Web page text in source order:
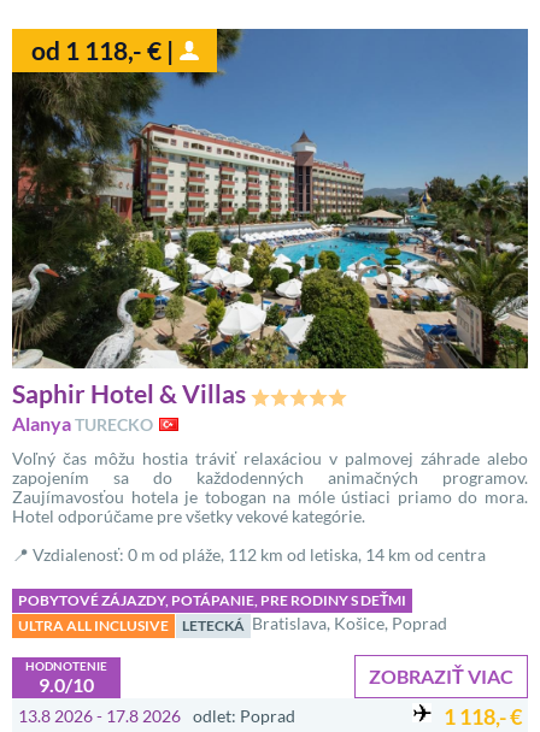
od 1 118,- € |
Saphir Hotel & Villas
AlanyaTURECKO
Voľný čas môžu hostia tráviť relaxáciou v palmovej záhrade alebo
zapojením sa do každodenných animačných programov.
Zaujímavosťou hotela je tobogan na móle ústiaci priamo do mora.
Hotel odporúčame pre všetky vekové kategórie.
📍 Vzdialenosť: 0 m od pláže, 112 km od letiska, 14 km od centra
POBYTOVÉ ZÁJAZDY, POTÁPANIE, PRE RODINY S DEŤMI
ULTRA ALL INCLUSIVE
LETECKÁ Bratislava, Košice, Poprad
ZOBRAZIŤ VIAC
HODNOTENIE
9.0/10
13.8 2026 - 17.8 2026 odlet: Poprad 1 118,- €